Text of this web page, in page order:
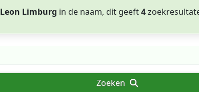
Leon Limburg in de naam, dit geeft4
Zoeken